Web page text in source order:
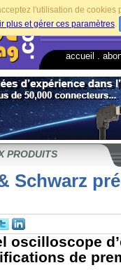
l'utilisation de
plus et gérer ces paramètres.
accueil
PRODUITS
Schwarz
oscilloscope
de